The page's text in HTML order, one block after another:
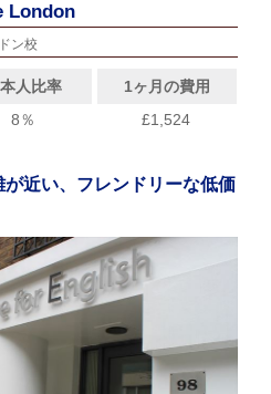
London
ン校
人比率
1ヶ月の費用
8％ £1,524
近い、フレンドリーな低価